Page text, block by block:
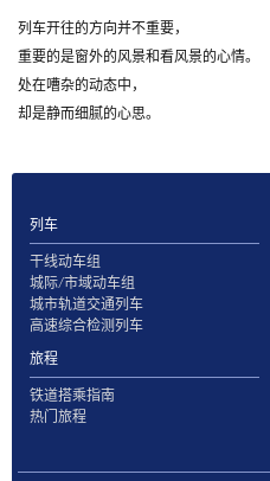
列车开往的方向并不重要，
重要的是窗外的风景和看风景的心情。
处在嘈杂的动态中，
却是静而细腻的心思。
列车
干线动车组
城际/市域动车组
城市轨道交通列车
高速综合检测列车
旅程
铁道搭乘指南
热门旅程